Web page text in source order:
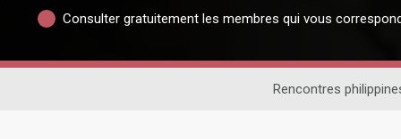
Consulter gratuitement les membres qui vous
Rencontres